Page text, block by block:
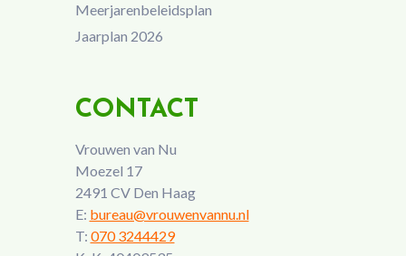
Meerjarenbeleidsplan
Jaarplan 2026
CONTACT
Vrouwen van Nu
Moezel 17
2491 CV Den Haag
E: bureau@vrouwenvannu.nl
T: 070 3244429